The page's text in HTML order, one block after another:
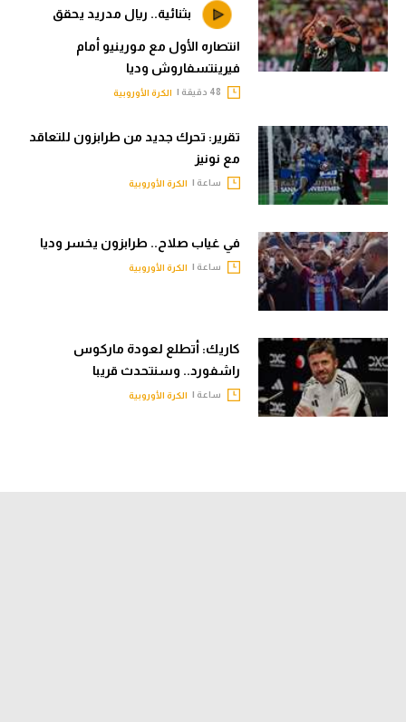
بثنائية.. ريال مدريد يحقق
انتصاره الأول مع مورينيو أمام
فيرينتسفاروش وديا
الكرة الأوروبية
تقرير: تحرك جديد من طرابزون للتعاقد
مع نونيز
ساعة | الكرة الأوروبية
في غياب صلاح.. طرابزون يخسر وديا
ساعة | الكرة الأوروبية
كاريك: أتطلع لعودة ماركوس
راشفورد.. وسنتحدث قريبا
ساعة | الكرة الأوروبية